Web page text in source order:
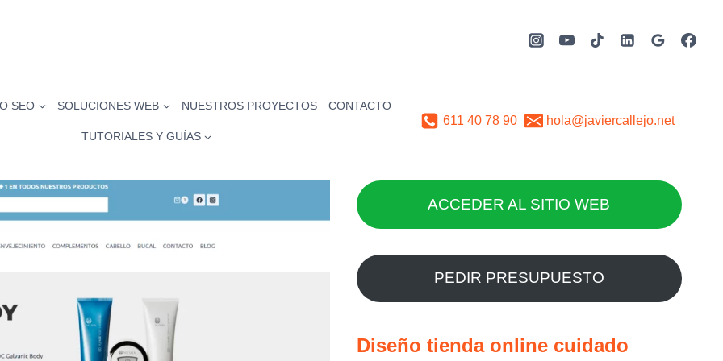
SEO SOLUCIONES WEB NUESTROS PROYECTOS CONTACTO
TUTORIALES Y GUÍAS
611 40 78 90 hola@javiercallejo.net
ACCEDER AL SITIO WEB
PEDIR PRESUPUESTO
Diseño tienda online cuidado